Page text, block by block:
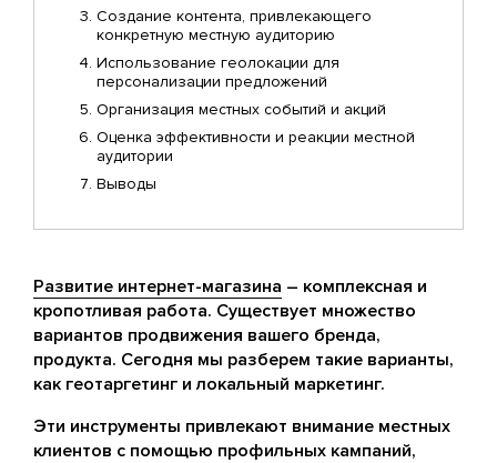
Создание контента, привлекающего
конкретную местную аудиторию
Использование геолокации для
персонализации предложений
Организация местных событий и акций
Оценка эффективности и реакции местной
аудитории
Выводы
Развитие интернет-магазина – комплексная и
кропотливая работа. Существует множество
вариантов продвижения вашего бренда,
продукта. Сегодня мы разберем такие варианты,
как геотаргетинг и локальный маркетинг.
Эти инструменты привлекают внимание местных
клиентов с помощью профильных кампаний,